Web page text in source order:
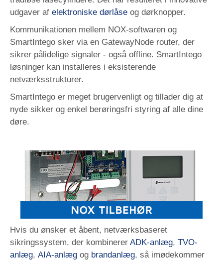
udgaver af elektroniske dørlåse og dørknopper.
Kommunikationen mellem NOX-softwaren og
SmartIntego sker via en GatewayNode router, der
sikrer pålidelige signaler - også offline. SmartIntego
løsninger kan installeres i eksisterende
netværksstrukturer.
SmartIntego er meget brugervenligt og tillader dig at
nyde sikker og enkel berøringsfri styring af alle dine
døre.
Hvis du ønsker et åbent, netværksbaseret
sikringssystem, der kombinerer ADK-anlæg, TVO-
anlæg, AIA-anlæg og brandanlæg, så imødekommer